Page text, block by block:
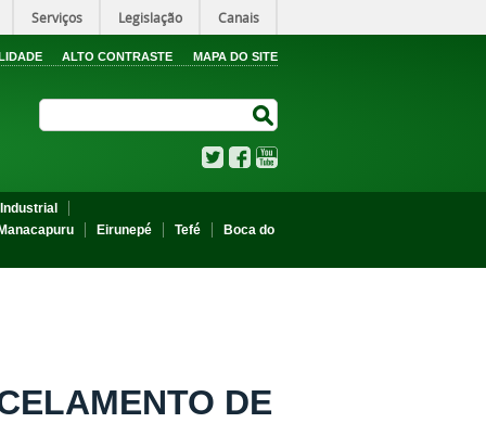
Serviços Legislação Canais
ALTO CONTRASTE MAPA DO SITE
TwitterFacebook
Manacapuru Eirunepé Tefé
Boca do
DE